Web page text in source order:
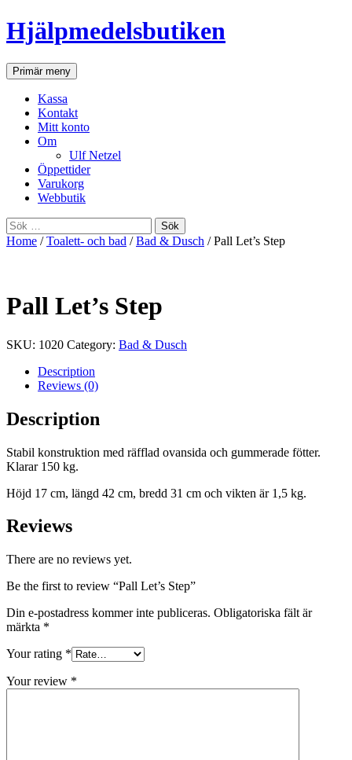
Hjälpmedelsbutiken
SökPrimär meny Gå
till
Kassa
Kontakt
Mitt konto
Om
Ulf Netzel
Öppettider
Varukorg
Webbutik
Sök
efter:
Home /Toalett- och bad /Bad & Dusch / Pall Let’s Step
Pall Let’s Step
SKU: 1020 Category: Bad & Dusch
Description
Reviews (0)
Description
Stabil konstruktion med räfflad ovansida och gummerade fötter.
Klarar 150 kg.
Höjd 17 cm, längd 42 cm, bredd 31 cm och vikten är 1,5 kg.
Reviews
There are no reviews yet.
Be the first to review “Pall Let’s Step”
Din e-postadress kommer inte publiceras. Obligatoriska fält är
märkta *
Your rating *
Your review *